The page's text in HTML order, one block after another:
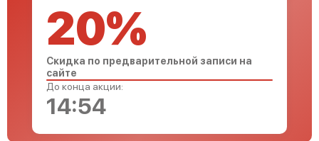
20%
Скидка по предварительной записи на
сайте
До конца акции:
14:53